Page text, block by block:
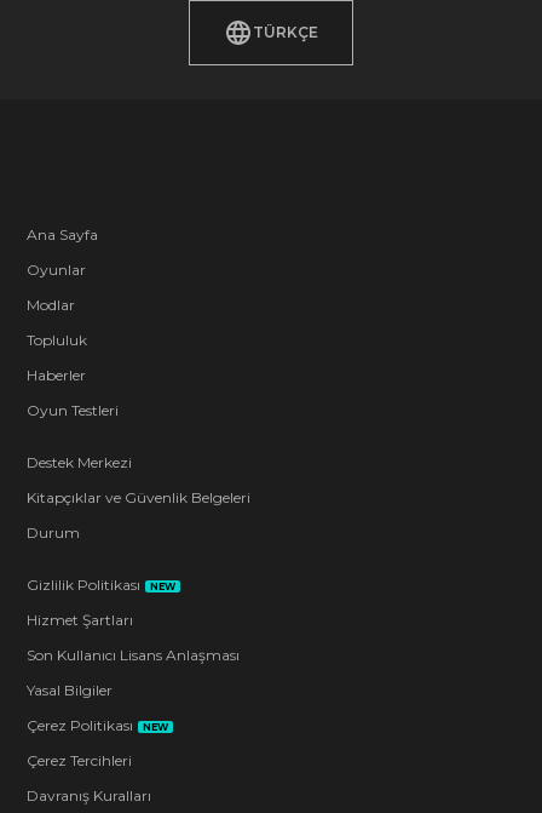
TÜRKÇE
Ana Sayfa
Oyunlar
Modlar
Topluluk
Haberler
Oyun Testleri
Destek Merkezi
Kitapçıklar ve Güvenlik Belgeleri
Durum
Gizlilik Politikası NEW
Hizmet Şartları
Son Kullanıcı Lisans Anlaşması
Yasal Bilgiler
Çerez Politikası
NEW
Çerez Tercihleri
Davranış Kuralları